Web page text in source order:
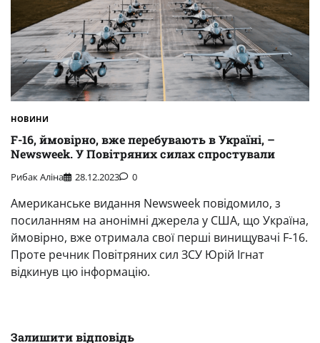
НОВИНИ
F-16, ймовірно, вже перебувають в Україні, –
Newsweek. У Повітряних силах спростували
Рибак Аліна 28.12.2023 0
Американське видання Newsweek повідомило, з
посиланням на анонімні джерела у США, що Україна,
ймовірно, вже отримала свої перші винищувачі F-16.
Проте речник Повітряних сил ЗСУ Юрій Ігнат
відкинув цю інформацію.
Залишити відповідь